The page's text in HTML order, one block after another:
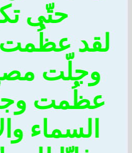
حتّى
عظُمت
وجلّت
عظُمت
السماء